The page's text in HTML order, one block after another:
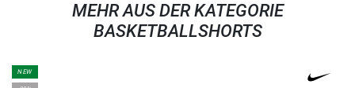
MEHR AUS DER KATEGORIE
BASKETBALLSHORTS
NEW